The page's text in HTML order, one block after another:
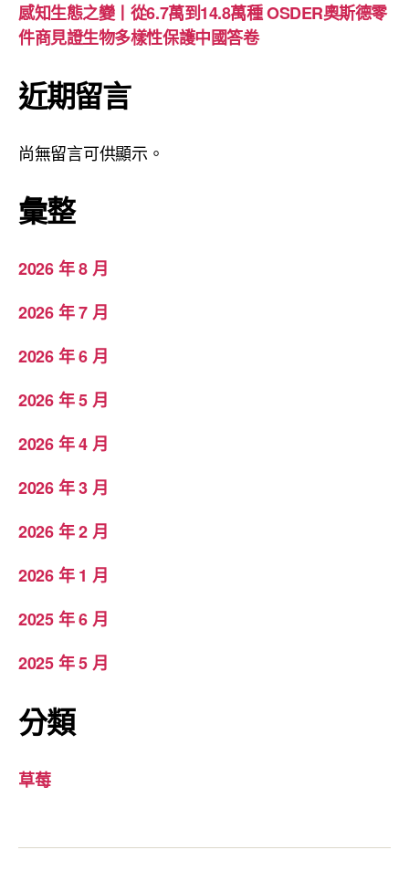
感知生態之變丨從6.7萬到14.8萬種 OSDER奧斯德零
件商見證生物多樣性保護中國答卷
近期留言
尚無留言可供顯示。
彙整
2026 年 8 月
2026 年 7 月
2026 年 6 月
2026 年 5 月
2026 年 4 月
2026 年 3 月
2026 年 2 月
2026 年 1 月
2025 年 6 月
2025 年 5 月
分類
草莓